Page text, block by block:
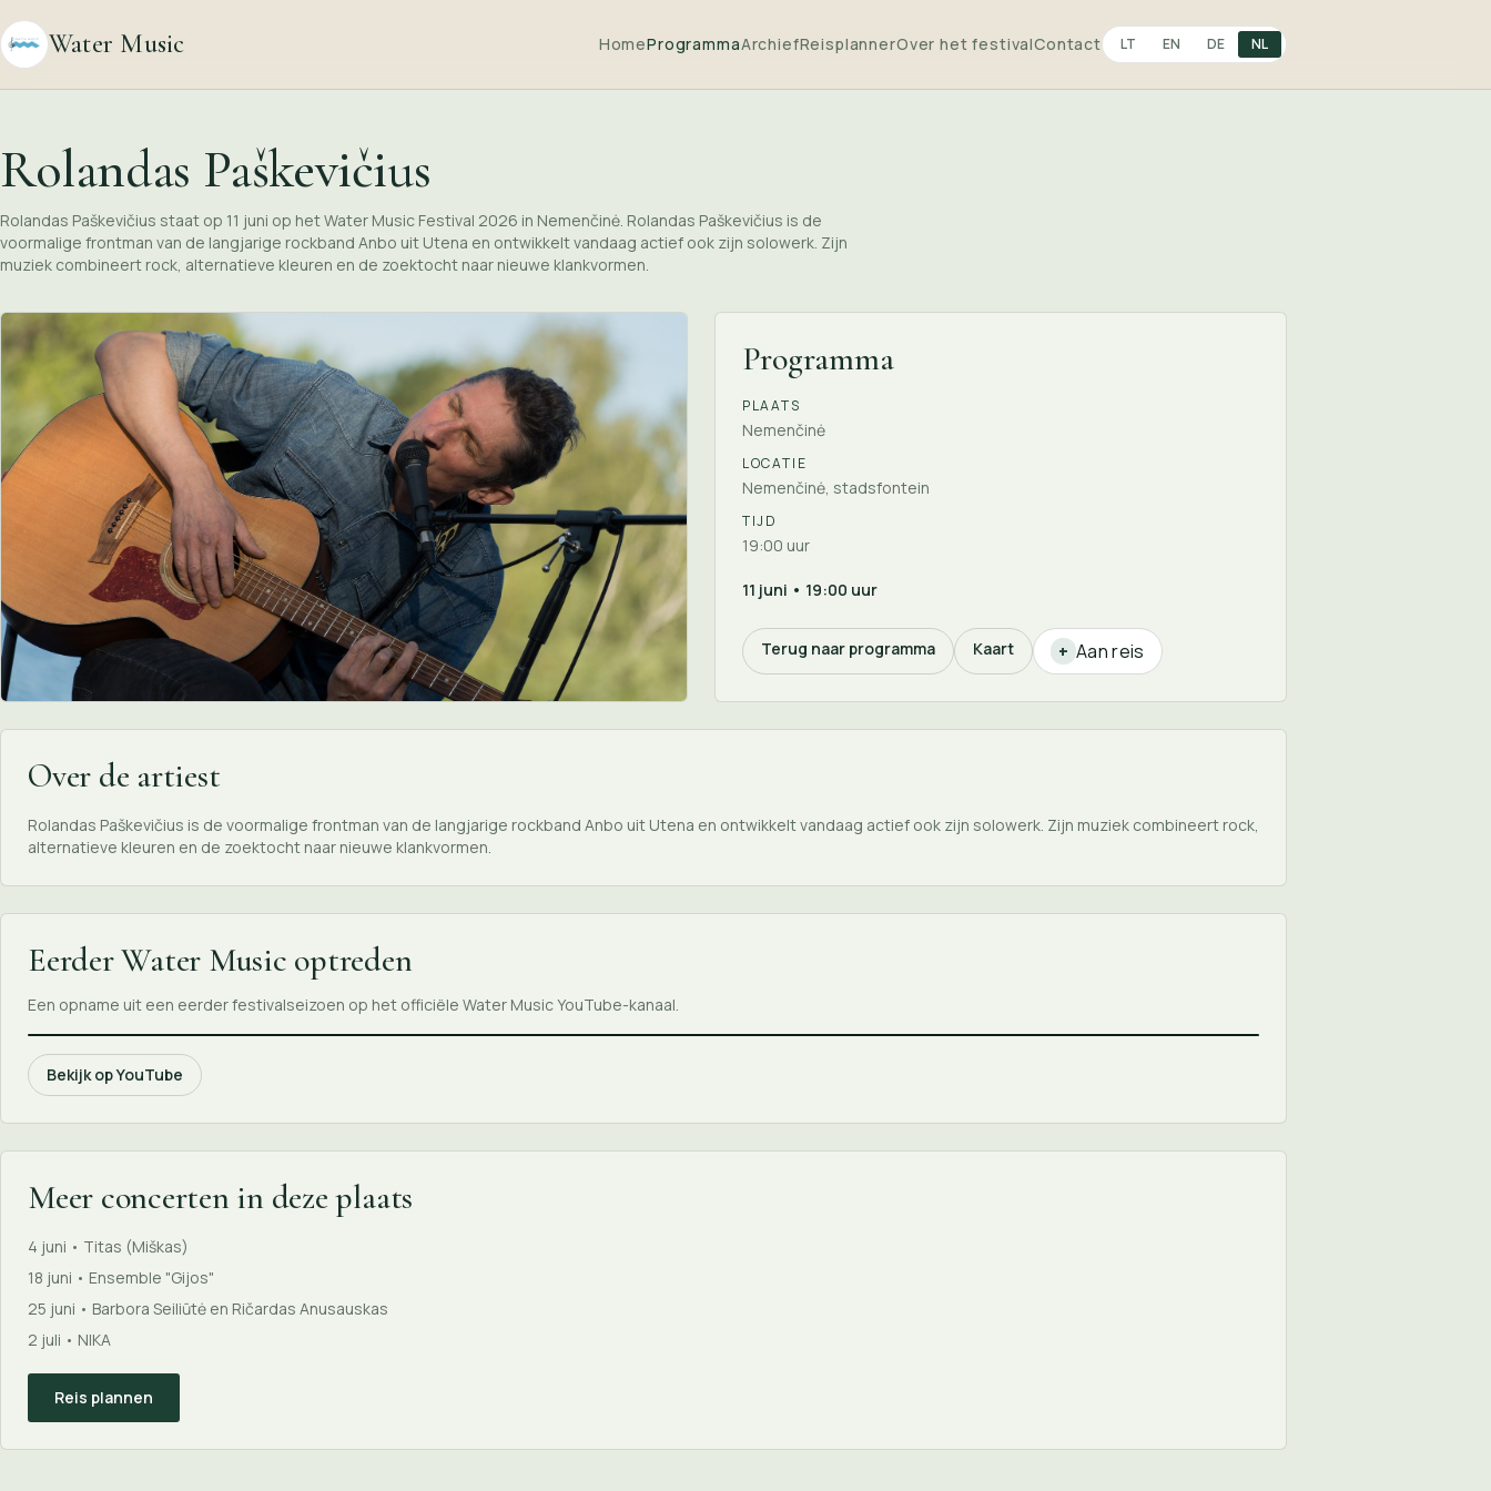
Water Music HomeProgrammaArchiefReisplannerOver het festivalContact LT EN DE NL
Rolandas Paškevičius
Rolandas Paškevičius staat op 11 juni op het Water Music Festival 2026 in Nemenčinė. Rolandas Paškevičius is de
voormalige frontman van de langjarige rockband Anbo uit Utena en ontwikkelt vandaag actief ook zijn solowerk. Zijn
muziek combineert rock, alternatieve kleuren en de zoektocht naar nieuwe klankvormen.
Programma
PLAATS
Nemenčinė
LOCATIE
Nemenčinė, stadsfontein
TIJD
19:00 uur
11 juni • 19:00 uur
Terug naar programma Kaart + Aan reis
Over de artiest
Rolandas Paškevičius is de voormalige frontman van de langjarige rockband Anbo uit Utena en ontwikkelt vandaag actief ook zijn solowerk. Zijn muziek combineert rock,
alternatieve kleuren en de zoektocht naar nieuwe klankvormen.
Eerder Water Music optreden
Een opname uit een eerder festivalseizoen op het officiële Water Music YouTube-kanaal.
Bekijk op YouTube
Meer concerten in deze plaats
4 juni • Titas (Miškas)
18 juni • Ensemble "Gijos"
25 juni • Barbora Seiliūtė en Ričardas Anusauskas
2 juli • NIKA
Reis plannen